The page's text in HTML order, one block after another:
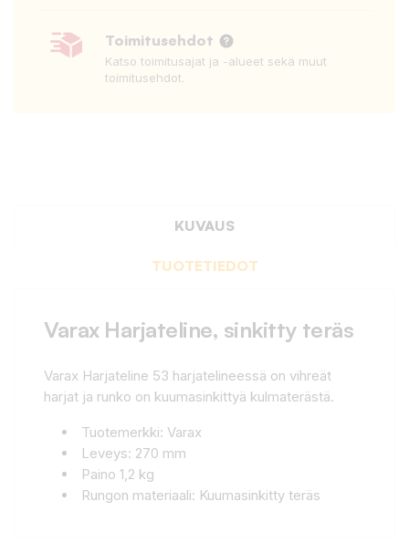
Toimitusehdot
Katso toimitusajat ja -alueet sekä muut
toimitusehdot.
KUVAUS
TUOTETIEDOT
Varax Harjateline, sinkitty teräs
Varax Harjateline 53 harjatelineessä on vihreät
harjat ja runko on kuumasinkittyä kulmaterästä.
Tuotemerkki: Varax
Leveys: 270 mm
Paino 1,2 kg
Rungon materiaali: Kuumasinkitty teräs